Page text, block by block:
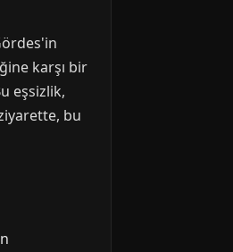
karşı bir
eşsizlik,
bu